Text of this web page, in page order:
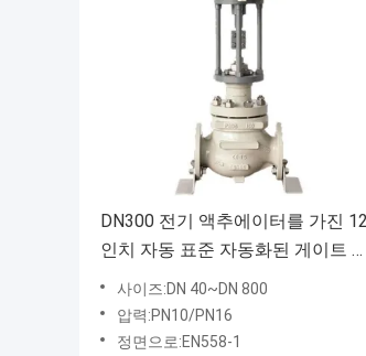
DN300 전기 액추에이터를 가진 12
인치 자동 표준 자동화된 게이트 밸
사이즈:DN 40~DN 800
압력:PN10/PN16
정면으로:EN558-1